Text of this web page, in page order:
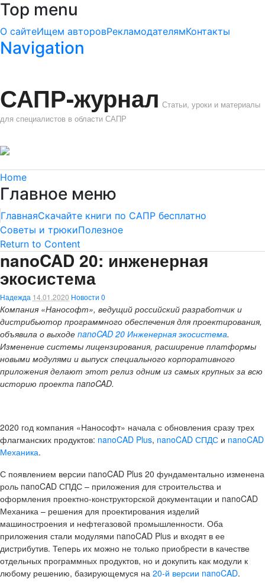
Top menu
О сайтеИщем авторовРекламодателямКонтакты
Navigation
САПР-журнал Статьи, уроки и материалы
для специалистов в области САПР
Home
Главное меню
ГлавнаяСкачайте книги по САПР бесплатно
Советы и трюкиПолезное
Return to Content
nanoCAD 20: инженерная
экосистема
Надежда 14.01.2020 Новости 0
Компания «Нанософт», ведущий российский разработчик и
дистрибьютор программного обеспечения для проектирования,
объявила о выходе nanoCAD 20 Инженерная экосистема.
Изменение системы лицензирования, расширение платформы
новыми модулями и выпуск специального корпоративного
приложения делают этот релиз одним из самых крупных за всю
историю проекта nanoCAD.
2020 год компания «Нанософт» начала с обновления сразу трех
флагманских продуктов: nanoCAD Plus, nanoCAD СПДС и nanoCAD
Механика.
С появлением версии nanoCAD Plus 20 фундаментально изменена
роль nanoCAD СПДС – приложения для строительства и
оформления проектно-конструкторской документации и nanoCAD
Механика – решения для проектирования изделий
машиностроения и нефтегазовой промышленности. Оба
приложения стали модулями nanoCAD Plus и входят в ее
дистрибутив. Теперь их можно не только приобрести в качестве
отдельных программных продуктов, но и докупить как модули к
любому решению, базирующемуся на 20-й версии nanoCAD.